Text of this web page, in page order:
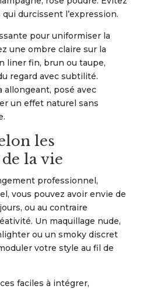
durcissent l’expression.
pour uniformiser la
une ombre claire sur la
liner fin, brun ou taupe,
regard avec subtilité.
allongeant, posé avec
un effet naturel sans
les
la vie
professionnel,
vous pouvez avoir envie de
ou au contraire
Un maquillage nude,
ou un smoky discret
votre style au fil de
faciles à intégrer,